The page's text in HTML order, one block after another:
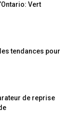
Vert
tendances pour
de reprise